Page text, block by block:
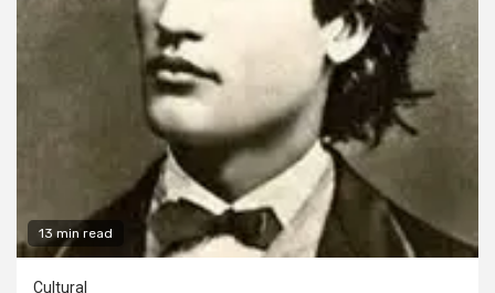
13 min read
Cultural